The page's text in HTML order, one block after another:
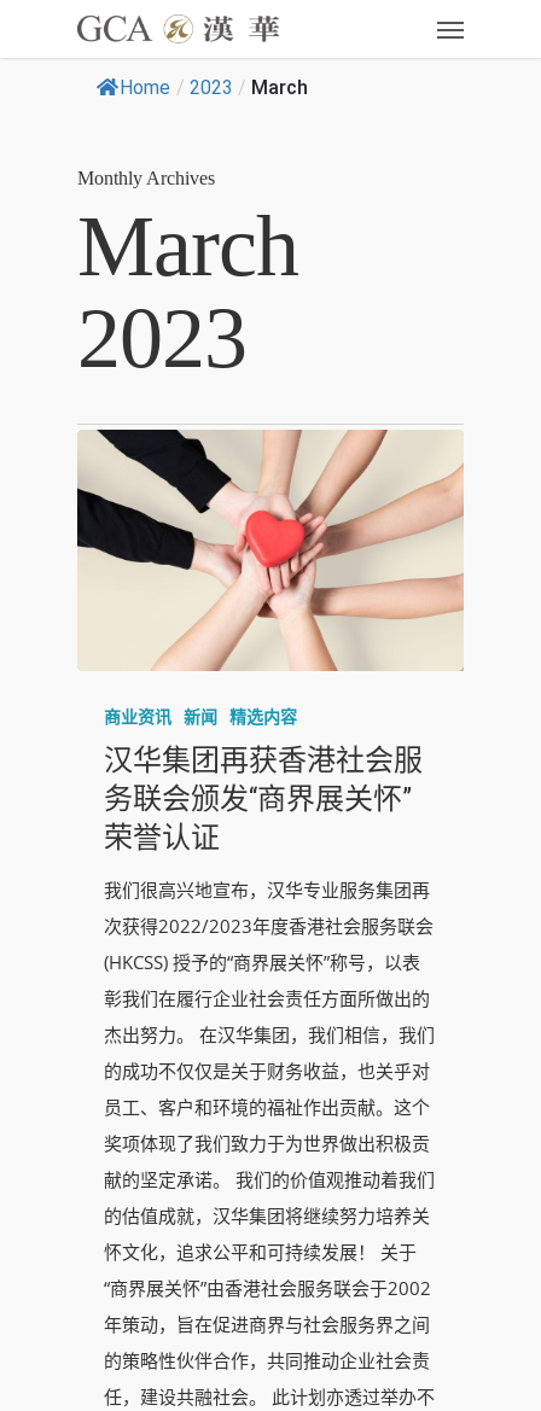
Home / 2023 / March
Monthly Archives
March
2023
商业资讯 新闻 精选内容
汉华集团再获香港社会服
务联会颁发“商界展关怀”
荣誉认证
我们很高兴地宣布，汉华专业服务集团再
次获得2022/2023年度香港社会服务联会
(HKCSS) 授予的“商界展关怀”称号，以表
彰我们在履行企业社会责任方面所做出的
杰出努力。 在汉华集团，我们相信，我们
的成功不仅仅是关于财务收益，也关乎对
员工、客户和环境的福祉作出贡献。这个
奖项体现了我们致力于为世界做出积极贡
献的坚定承诺。 我们的价值观推动着我们
的估值成就，汉华集团将继续努力培养关
怀文化，追求公平和可持续发展！ 关于
“商界展关怀”由香港社会服务联会于2002
年策动，旨在促进商界与社会服务界之间
的策略性伙伴合作，共同推动企业社会责
任，建设共融社会。 此计划亦透过举办不